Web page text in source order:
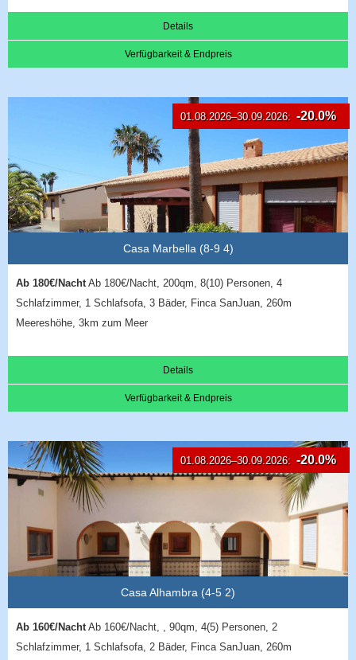
Details
Verfügbarkeit & Endpreis
01.08.2026–30.09.2026: -20.0%
Casa Marbella (8-9 4)
Ab 180€/NachtAb 180€/Nacht, 200qm, 8(10) Personen, 4
Schlafzimmer, 1 Schlafsofa, 3 Bäder, Finca SanJuan, 260m
Meereshöhe, 3km zum Meer
Details
Verfügbarkeit & Endpreis
01.08.2026–30.09.2026: -20.0%
Casa Alhambra (4-5 2)
Ab 160€/NachtAb 160€/Nacht, , 90qm, 4(5) Personen, 2
Schlafzimmer, 1 Schlafsofa, 2 Bäder, Finca SanJuan, 260m